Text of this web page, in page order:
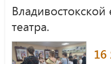
театра.
16